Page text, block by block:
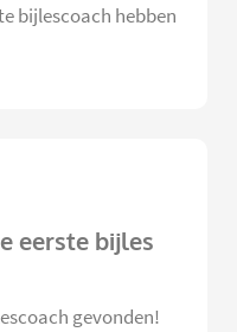
bijlescoach hebben
eerste bijles
gevonden!